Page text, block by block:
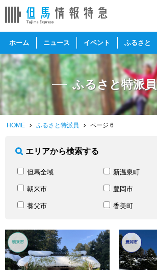
ホーム ニュース イベント ふるさと
ふるさと特派員
HOME ふるさと特派員 ページ 6
エリアから検索する
但馬全域 新温泉町
朝来市 豊岡市
養父市 香美町
朝来市 豊岡市